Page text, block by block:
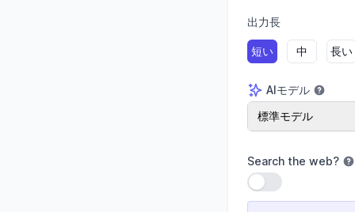
出力長
短い 中 長い
AIモデル
AIモデル
標準モデル
Search the web?
設定を使用